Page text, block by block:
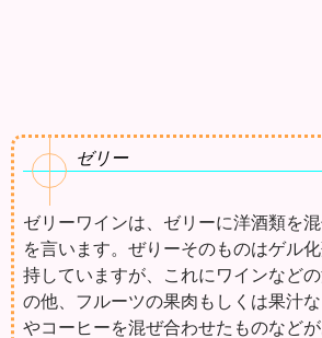
ゼリー
ゼリーワインは、ゼリーに洋酒類を
を言います。ぜりーそのものはゲル
持していますが、これにワインなど
の他、フルーツの果肉もしくは果汁
やコーヒーを混ぜ合わせたものなど